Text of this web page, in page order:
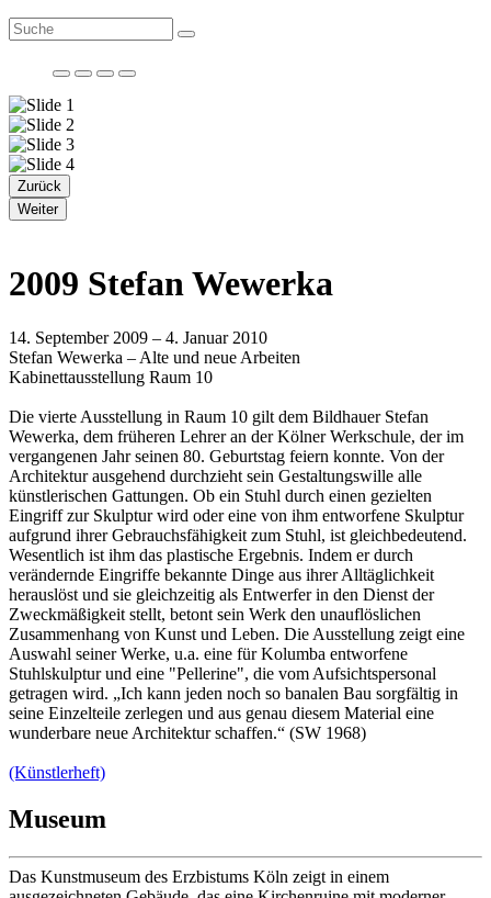
Zurück
Weiter
2009 Stefan Wewerka
14. September 2009 – 4. Januar 2010
Stefan Wewerka – Alte und neue Arbeiten
Kabinettausstellung Raum 10
Die vierte Ausstellung in Raum 10 gilt dem Bildhauer Stefan
Wewerka, dem früheren Lehrer an der Kölner Werkschule, der im
vergangenen Jahr seinen 80. Geburtstag feiern konnte. Von der
Architektur ausgehend durchzieht sein Gestaltungswille alle
künstlerischen Gattungen. Ob ein Stuhl durch einen gezielten
Eingriff zur Skulptur wird oder eine von ihm entworfene Skulptur
aufgrund ihrer Gebrauchsfähigkeit zum Stuhl, ist gleichbedeutend.
Wesentlich ist ihm das plastische Ergebnis. Indem er durch
verändernde Eingriffe bekannte Dinge aus ihrer Alltäglichkeit
herauslöst und sie gleichzeitig als Entwerfer in den Dienst der
Zweckmäßigkeit stellt, betont sein Werk den unauflöslichen
Zusammenhang von Kunst und Leben. Die Ausstellung zeigt eine
Auswahl seiner Werke, u.a. eine für Kolumba entworfene
Stuhlskulptur und eine "Pellerine", die vom Aufsichtspersonal
getragen wird. „Ich kann jeden noch so banalen Bau sorgfältig in
seine Einzelteile zerlegen und aus genau diesem Material eine
wunderbare neue Architektur schaffen.“ (SW 1968)
(Künstlerheft)
Museum
Das Kunstmuseum des Erzbistums Köln zeigt in einem